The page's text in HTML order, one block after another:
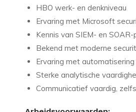
HBO werk- en denkniveau
Ervaring met Microsoft
Kennis van SIEM- en
Bekend met moderne
Ervaring met
Sterke analytische
Communicatief vaardig,